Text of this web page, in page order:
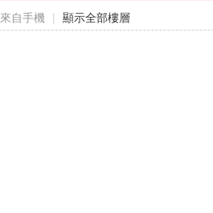
來自手機 | 顯示全部樓層